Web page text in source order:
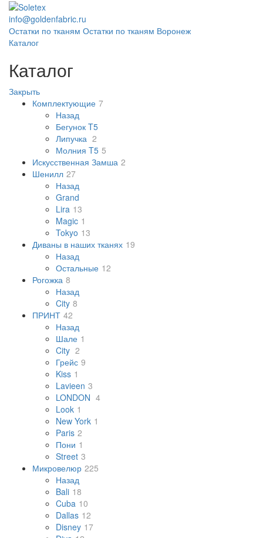
info@goldenfabric.ru
Остатки по тканям Остатки по тканям Воронеж
Каталог
Каталог
Закрыть
Комплектующие 7
Назад
Бегунок T5
Липучка 2
Молния T5 5
Искусственная Замша 2
Шенилл 27
Назад
Grand
Lira 13
Magic 1
Tokyo 13
Диваны в наших тканях 19
Назад
Остальные 12
Рогожка 8
Назад
City 8
ПРИНТ 42
Назад
Шале 1
City 2
Грейс 9
Kiss 1
Lavieen 3
LONDON 4
Look 1
New York 1
Paris 2
Пони 1
Street 3
Микровелюр 225
Назад
Bali 18
Cuba 10
Dallas 12
Disney 17